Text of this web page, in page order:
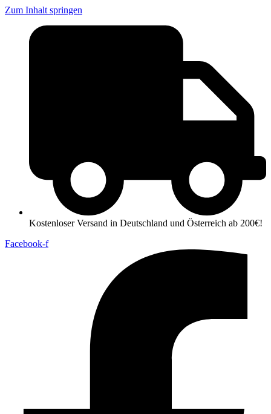
Zum Inhalt springen
Kostenloser Versand in Deutschland und Österreich ab 200€!
Facebook-f